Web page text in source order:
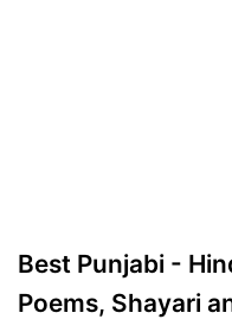
Best Punjabi -
Poems, Shayari